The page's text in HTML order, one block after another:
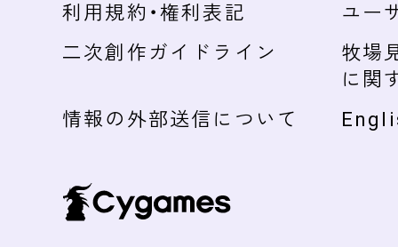
利用規約・権利表記
ユー
二次創作ガイドライン
牧場
に関
情報の外部送信について